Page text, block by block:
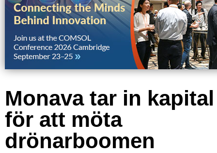
Monava tar in kapital
för att möta
drönarboomen